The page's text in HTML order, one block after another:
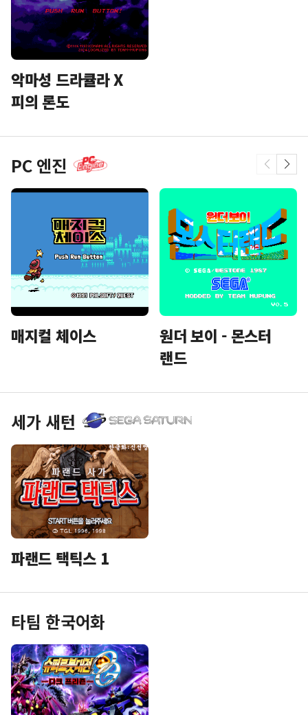
악마성 드라큘라 X
피의 론도
PC 엔진
매지컬 체이스
원더 보이 - 몬스터
랜드
세가 새턴
파랜드 택틱스 1
타팀 한국어화